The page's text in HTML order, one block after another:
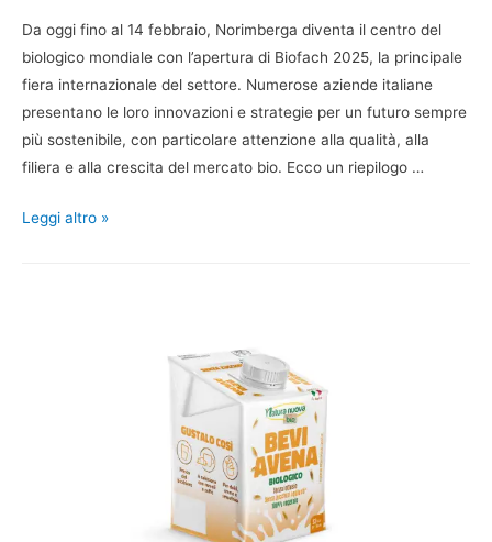
Da oggi fino al 14 febbraio, Norimberga diventa il centro del
biologico mondiale con l’apertura di Biofach 2025, la principale
fiera internazionale del settore. Numerose aziende italiane
presentano le loro innovazioni e strategie per un futuro sempre
più sostenibile, con particolare attenzione alla qualità, alla
filiera e alla crescita del mercato bio. Ecco un riepilogo …
Leggi altro »